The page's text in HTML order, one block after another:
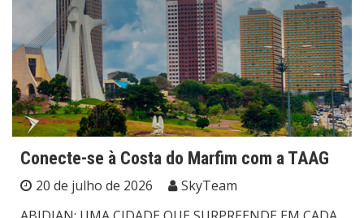
Conecte-se à Costa do Marfim com a TAAG
20 de julho de 2026
SkyTeam